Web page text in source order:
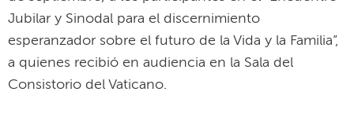
Jubilar y Sinodal para el discernimiento
esperanzador sobre el futuro de la Vida y la Familia”,
a quienes recibió en audiencia en la Sala del
Consistorio del Vaticano.